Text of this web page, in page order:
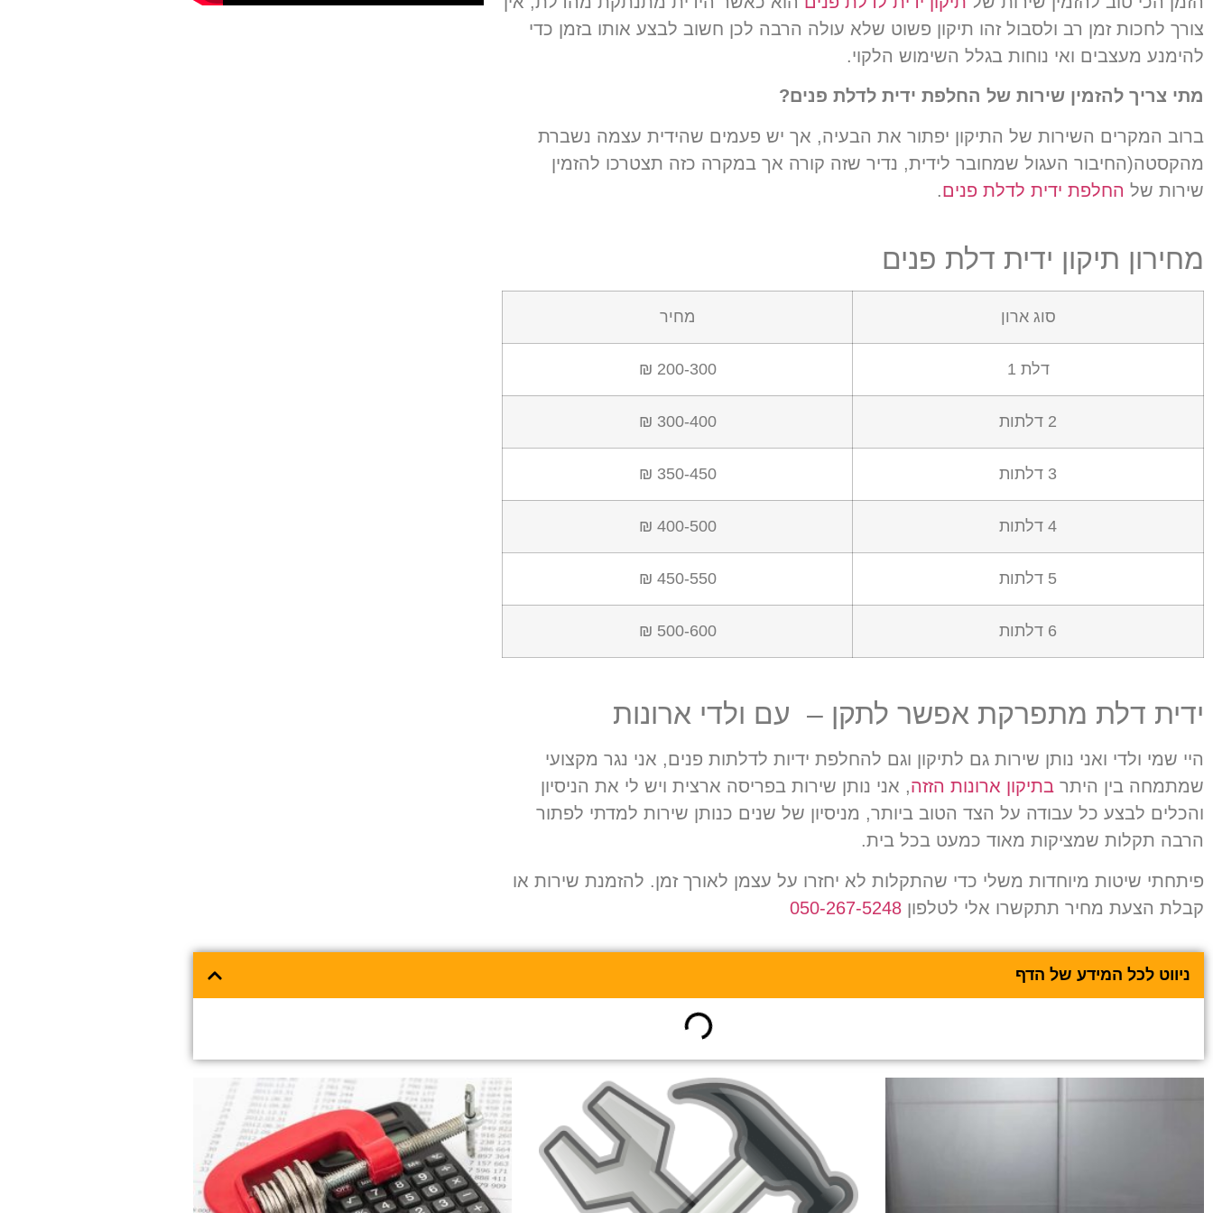
צורך לחכות זמן רב ולסבול זהו תיקון פשוט שלא עולה הרבה לכן חשוב לבצע אותו בזמן כדי
להימנע מעצבים ואי נוחות בגלל השימוש הלקוי.
מתי צריך להזמין שירות של החלפת ידית לדלת פנים?
ברוב המקרים השירות של התיקון יפתור את הבעיה, אך יש פעמים שהידית עצמה נשברת
מהקסטה(החיבור העגול שמחובר לידית, נדיר שזה קורה אך במקרה כזה תצטרכו להזמין
שירות של החלפת ידית לדלת פנים.
מחירון תיקון ידית דלת פנים
סוג ארון מחיר
דלת 1 200-300 ₪
2 דלתות 300-400 ₪
3 דלתות 350-450 ₪
4 דלתות 400-500 ₪
5 דלתות 450-550 ₪
6 דלתות 500-600 ₪
ידית דלת מתפרקת אפשר לתקן – עם ולדי ארונות
היי שמי ולדי ואני נותן שירות גם לתיקון וגם להחלפת ידיות לדלתות פנים, אני נגר מקצועי
שמתמחה בין היתר בתיקון ארונות הזזה, אני נותן שירות בפריסה ארצית ויש לי את הניסיון
והכלים לבצע כל עבודה על הצד הטוב ביותר, מניסיון של שנים כנותן שירות למדתי לפתור
הרבה תקלות שמציקות מאוד כמעט בכל בית.
פיתחתי שיטות מיוחדות משלי כדי שהתקלות לא יחזרו על עצמן לאורך זמן. להזמנת שירות או
קבלת הצעת מחיר תתקשרו אלי לטלפון
ניווט לכל המידע של הדף